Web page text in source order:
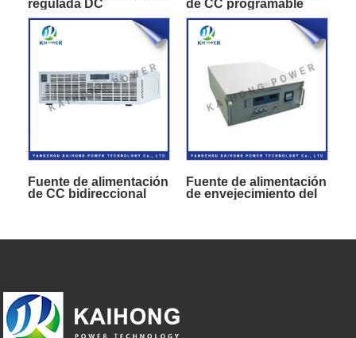
regulada DC
programable
de CC programable
Fuente de alimentación
de CC bidireccional
Fuente de alimentación
de envejecimiento del